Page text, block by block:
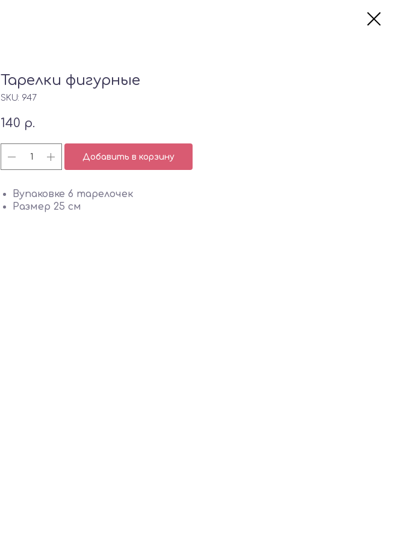
Тарелки фигурные
SKU: 947
140 р.
Добавить в корзину
Вупаковке 6 тарелочек
Размер 25 см